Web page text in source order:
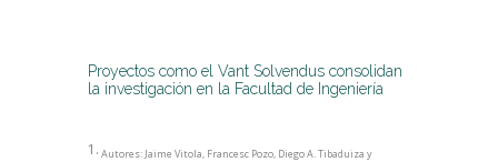
Proyectos como el Vant Solvendus consolidan
la investigación en la Facultad de Ingeniería
1. Autores: Jaime Vitola, Francesc Pozo, Diego A. Tibaduiza y